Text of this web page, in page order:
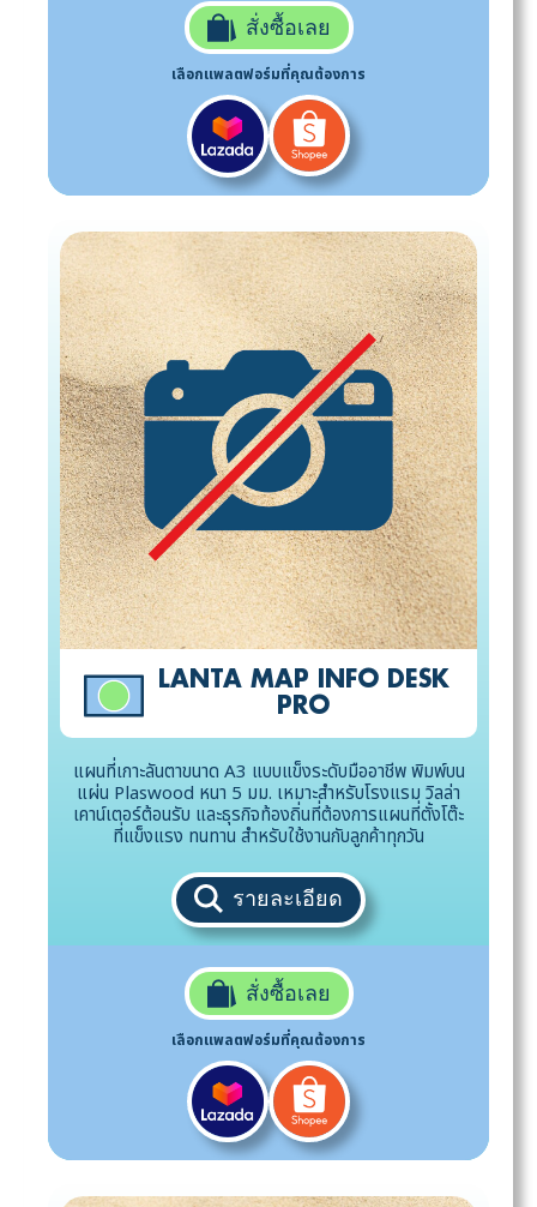
สั่งซื้อเลย
เลือกแพลตฟอร์มที่คุณต้องการ
LANTA MAP INFO DESK
PRO
แผนที่เกาะลันตาขนาด A3 แบบแข็งระดับมืออาชีพ พิมพ์บน
แผ่น Plaswood หนา 5 มม. เหมาะสำหรับโรงแรม วิลล่า
เคาน์เตอร์ต้อนรับ และธุรกิจท้องถิ่นที่ต้องการแผนที่ตั้งโต๊ะ
ที่แข็งแรง ทนทาน สำหรับใช้งานกับลูกค้าทุกวัน
รายละเอียด
สั่งซื้อเลย
เลือกแพลตฟอร์มที่คุณต้องการ